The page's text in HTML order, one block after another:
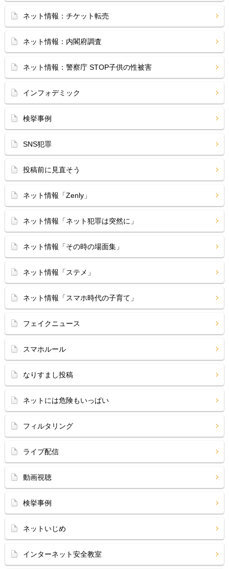
ネット情報：チケット転売
ネット情報：内閣府調査
ネット情報：警察庁 STOP子供の性被害
インフォデミック
検挙事例
SNS犯罪
投稿前に見直そう
ネット情報「Zenly」
ネット情報「ネット犯罪は突然に」
ネット情報「その時の場面集」
ネット情報「ステメ」
ネット情報「スマホ時代の子育て」
フェイクニュース
スマホルール
なりすまし投稿
ネットには危険もいっぱい
フィルタリング
ライブ配信
動画視聴
検挙事例
ネットいじめ
インターネット安全教室